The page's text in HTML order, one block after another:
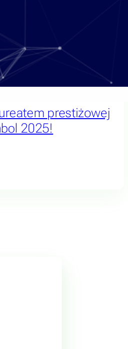
prestiżowej
2025!